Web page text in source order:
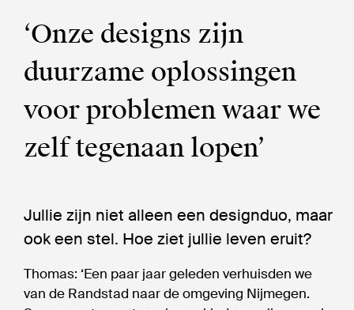
‘Onze designs zijn
duurzame oplossingen
voor problemen waar we
zelf tegenaan lopen’
Jullie zijn niet alleen een designduo, maar
ook een stel. Hoe ziet jullie leven eruit?
Thomas: ‘Een paar jaar geleden verhuisden we
van de Randstad naar de omgeving Nijmegen.